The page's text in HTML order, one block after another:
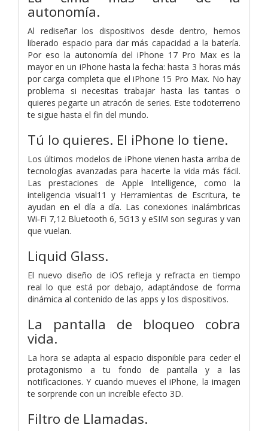
autonomía.
Al rediseñar los dispositivos desde dentro, hemos
liberado espacio para dar más capacidad a la batería.
Por eso la autonomía del iPhone 17 Pro Max es la
mayor en un iPhone hasta la fecha: hasta 3 horas más
por carga completa que el iPhone 15 Pro Max. No hay
problema si necesitas trabajar hasta las tantas o
quieres pegarte un atracón de series. Este todoterreno
te sigue hasta el fin del mundo.
Tú lo quieres. El iPhone lo tiene.
Los últimos modelos de iPhone vienen hasta arriba de
tecnologías avanzadas para hacerte la vida más fácil.
Las prestaciones de Apple Intelligence, como la
inteligencia visual11 y Herramientas de Escritura, te
ayudan en el día a día. Las conexiones inalámbricas
Wi‑Fi 7,12 Bluetooth 6, 5G13 y eSIM son seguras y van
que vuelan.
Liquid Glass.
El nuevo diseño de iOS refleja y refracta en tiempo
real lo que está por debajo, adaptándose de forma
dinámica al contenido de las apps y los dispositivos.
La pantalla de bloqueo cobra
vida.
La hora se adapta al espacio disponible para ceder el
protagonismo a tu fondo de pantalla y a las
notificaciones. Y cuando mueves el iPhone, la imagen
te sorprende con un increíble efecto 3D.
Filtro de Llamadas.